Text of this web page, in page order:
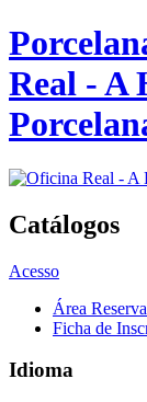
Real - A
Catálogos
Acesso
Área
Ficha de
Idioma